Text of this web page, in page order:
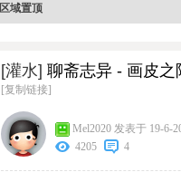
区域置顶
[灌水] 聊斋志异 - 画皮
[复制链接]
Mel2020 发表于 19-6-
4205
4